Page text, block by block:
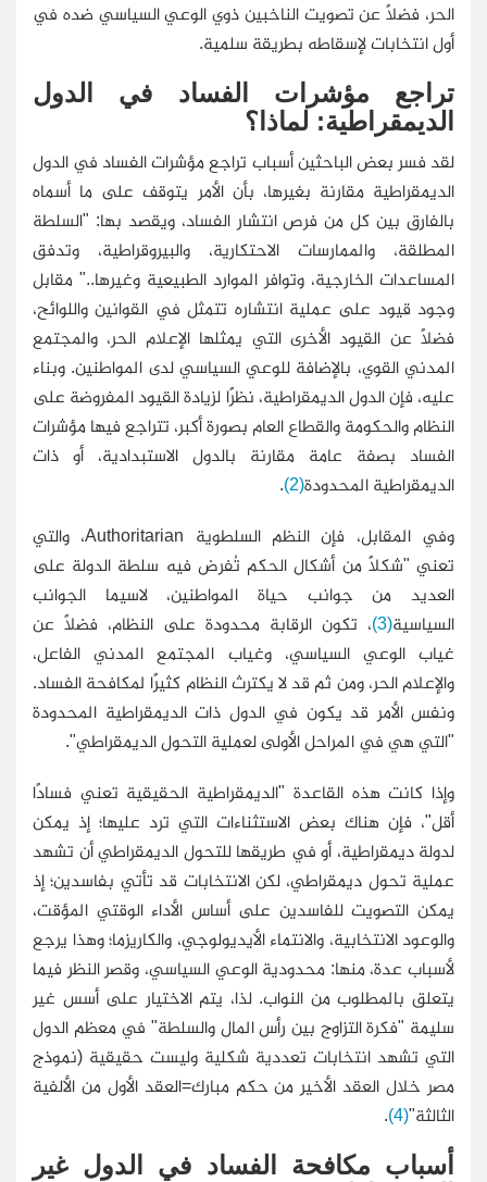
الحر، فضلًا عن تصويت الناخبين ذوي الوعي السياسي ضده في
أول انتخابات لإسقاطه بطريقة سلمية.
تراجع مؤشرات الفساد في الدول
الديمقراطية: لماذا؟
لقد فسر بعض الباحثين أسباب تراجع مؤشرات الفساد في الدول
الديمقراطية مقارنة بغيرها، بأن الأمر يتوقف على ما أسماه
بالفارق بين كل من فرص انتشار الفساد، ويقصد بها: "السلطة
المطلقة، والممارسات الاحتكارية، والبيروقراطية، وتدفق
المساعدات الخارجية، وتوافر الموارد الطبيعية وغيرها.." مقابل
وجود قيود على عملية انتشاره تتمثل في القوانين واللوائح،
فضلًا عن القيود الأخرى التي يمثلها الإعلام الحر، والمجتمع
المدني القوي، بالإضافة للوعي السياسي لدى المواطنين. وبناء
عليه، فإن الدول الديمقراطية، نظرًا لزيادة القيود المفروضة على
النظام والحكومة والقطاع العام بصورة أكبر، تتراجع فيها مؤشرات
الفساد بصفة عامة مقارنة بالدول الاستبدادية، أو ذات
الديمقراطية المحدودة(2)
.
وفي المقابل، فإن النظم السلطوية Authoritarian، والتي
تعني "شكلًا من أشكال الحكم تُفرض فيه سلطة الدولة على
العديد من جوانب حياة المواطنين، لاسيما الجوانب
السياسية(3)
، تكون الرقابة محدودة على النظام، فضلًا عن
غياب الوعي السياسي، وغياب المجتمع المدني الفاعل،
والإعلام الحر، ومن ثم قد لا يكترث النظام كثيرًا لمكافحة الفساد.
ونفس الأمر قد يكون في الدول ذات الديمقراطية المحدودة
"التي هي في المراحل الأولى لعملية التحول الديمقراطي".
وإذا كانت هذه القاعدة "الديمقراطية الحقيقية تعني فسادًا
أقل"، فإن هناك بعض الاستثناءات التي ترد عليها؛ إذ يمكن
لدولة ديمقراطية، أو في طريقها للتحول الديمقراطي أن تشهد
عملية تحول ديمقراطي، لكن الانتخابات قد تأتي بفاسدين؛ إذ
يمكن التصويت للفاسدين على أساس الأداء الوقتي المؤقت،
والوعود الانتخابية، والانتماء الأيديولوجي، والكاريزما؛ وهذا يرجع
لأسباب عدة، منها: محدودية الوعي السياسي، وقصر النظر فيما
يتعلق بالمطلوب من النواب. لذا، يتم الاختيار على أسس غير
سليمة "فكرة التزاوج بين رأس المال والسلطة" في معظم الدول
التي تشهد انتخابات تعددية شكلية وليست حقيقية (نموذج
مصر خلال العقد الأخير من حكم مبارك=العقد الأول من الألفية
الثالثة"(4)
.
أسباب مكافحة الفساد في الدول غير